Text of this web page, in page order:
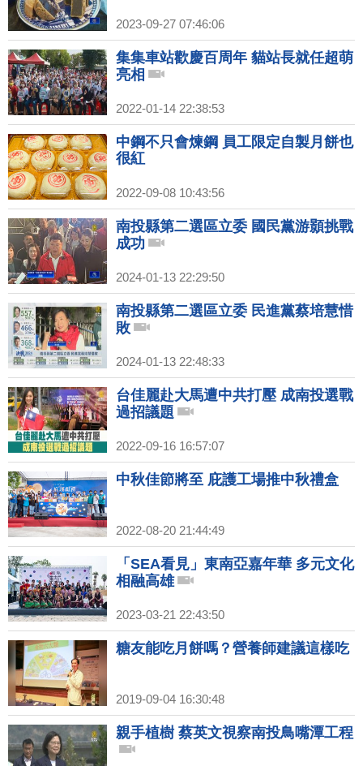
2023-09-27 07:46:06
集集車站歡慶百周年 貓站長就任超萌
亮相
2022-01-14 22:38:53
中鋼不只會煉鋼 員工限定自製月餅也
很紅
2022-09-08 10:43:56
南投縣第二選區立委 國民黨游顥挑戰
成功
2024-01-13 22:29:50
南投縣第二選區立委 民進黨蔡培慧惜
敗
2024-01-13 22:48:33
台佳麗赴大馬遭中共打壓 成南投選戰
過招議題
2022-09-16 16:57:07
中秋佳節將至 庇護工場推中秋禮盒
2022-08-20 21:44:49
「SEA看見」東南亞嘉年華 多元文化
相融高雄
2023-03-21 22:43:50
糖友能吃月餅嗎？營養師建議這樣吃
2019-09-04 16:30:48
親手植樹 蔡英文視察南投鳥嘴潭工程